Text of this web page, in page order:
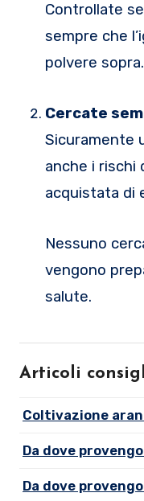
Controllate
sempre che
polvere sopra.
Cercate
Sicuramente
anche i rischi
acquistata di
Nessuno
vengono
salute.
Articoli
Coltivazione
Da dove
Da dove